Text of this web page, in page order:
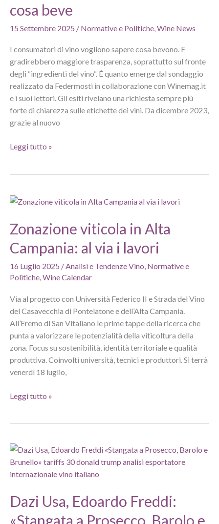
2025
cosa beve
15 Settembre 2025 / Normative e Politiche,Wine News
I consumatori di vino vogliono sapere cosa bevono. E
gradirebbero maggiore trasparenza, soprattutto sul fronte
degli “ingredienti del vino“. È quanto emerge dal sondaggio
realizzato da Federmosti in collaborazione con Winemag.it
e i suoi lettori. Gli esiti rivelano una richiesta sempre più
forte di chiarezza sulle etichette dei vini. Da dicembre 2023,
grazie al nuovo
Sondaggio
il
consumatore
sapere
cosa
beve
Leggi tutto »
Zonazione viticola in Alta
Campania: al via i lavori
16 Luglio 2025 /Analisi e Tendenze Vino, Normative e
Politiche,Wine Calendar
Via al progetto con Università Federico II e Strada del Vino
del Casavecchia di Pontelatone e dell’Alta Campania.
All’Eremo di San Vitaliano le prime tappe della ricerca che
punta a valorizzare le potenzialità della viticoltura della
zona. Focus su sostenibilità, identità territoriale e qualità
produttiva. Coinvolti università, tecnici e produttori. Si terrà
venerdì 18 luglio,
Zonazione
Campania:
Leggi tutto »
Dazi Usa, Edoardo Freddi:
«Stangata a Prosecco, Barolo e